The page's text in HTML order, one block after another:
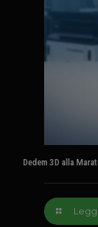
Dedem 3D alla